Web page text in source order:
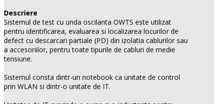
Descriere
Sistemul de test cu unda oscilanta OWTS este utilizat
pentru identificarea, evaluarea si localizarea locurilor de
defect cu descarcari partiale (PD) din izolatia cablurilor sau
a accesoriilor, pentru toate tipurile de cabluri de medie
tensiune.
Sistemul consta dintr-un notebook ca unitate de control
prin WLAN si dintr-o unitate de IT.